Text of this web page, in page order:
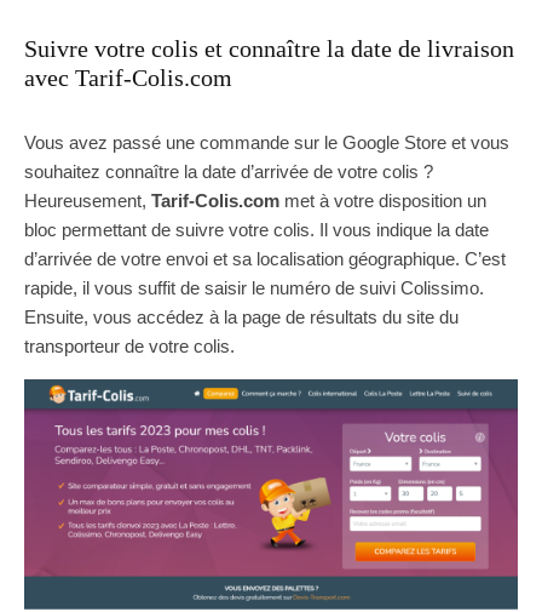
Suivre votre colis et connaître la date de livraison
avec Tarif-Colis.com
Vous avez passé une commande sur le Google Store et vous
souhaitez connaître la date d’arrivée de votre colis ?
Heureusement, Tarif-Colis.com met à votre disposition un
bloc permettant de suivre votre colis. Il vous indique la date
d’arrivée de votre envoi et sa localisation géographique. C’est
rapide, il vous suffit de saisir le numéro de suivi Colissimo.
Ensuite, vous accédez à la page de résultats du site du
transporteur de votre colis.